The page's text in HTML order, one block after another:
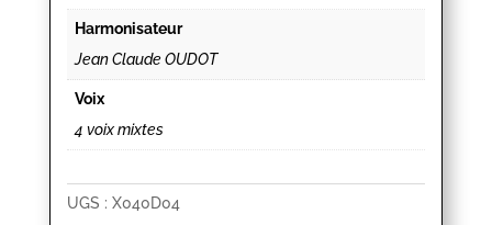
Harmonisateur
Jean Claude OUDOT
Voix
4 voix mixtes
UGS : X040D04